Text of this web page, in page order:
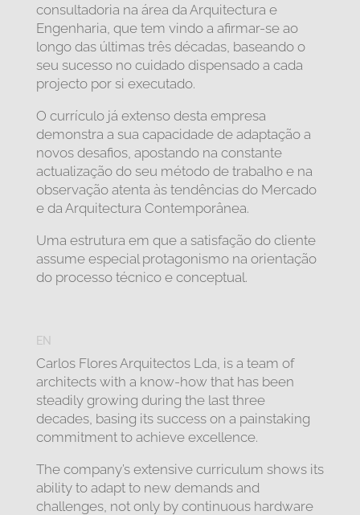
consultadoria na área da Arquitectura e
Engenharia, que tem vindo a afirmar-se ao
longo das últimas três décadas, baseando o
seu sucesso no cuidado dispensado a cada
projecto por si executado.
O currículo já extenso desta empresa
demonstra a sua capacidade de adaptação a
novos desafios, apostando na constante
actualização do seu método de trabalho e na
observação atenta às tendências do Mercado
e da Arquitectura Contemporânea.
Uma estrutura em que a satisfação do cliente
assume especial protagonismo na orientação
do processo técnico e conceptual.
EN
Carlos Flores Arquitectos Lda, is a team of
architects with a know-how that has been
steadily growing during the last three
decades, basing its success on a painstaking
commitment to achieve excellence.
The company’s extensive curriculum shows its
ability to adapt to new demands and
challenges, not only by continuous hardware